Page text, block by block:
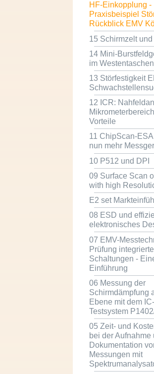
HF-Einkopplung -
Praxisbeispiel
Rückblick EMV
15 Schirmzelt
14 Mini-
im
13 Störfestigkeit
12 ICR:
Vorteile
11 ChipScan-
nun mehr
10 P512 und DPI
09 Surface Scan
with high
E2 set
08 ESD und
elektronisches
07 EMV-
Prüfung
Schaltungen -
Einführung
06 Messung der
Schirmdämpfung
Ebene mit dem IC-
Testsystem
05 Zeit- und
bei der Aufnahme
Dokumentation
Messungen mit